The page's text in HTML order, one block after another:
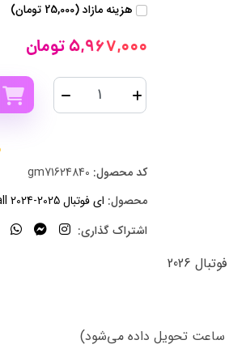
هزینه مازاد (25,000 تومان)
5,967,000 تومان
کد محصول:
محصول: ای فوتبال eFootball 2024-2025
اشتراک گذاری:
2026